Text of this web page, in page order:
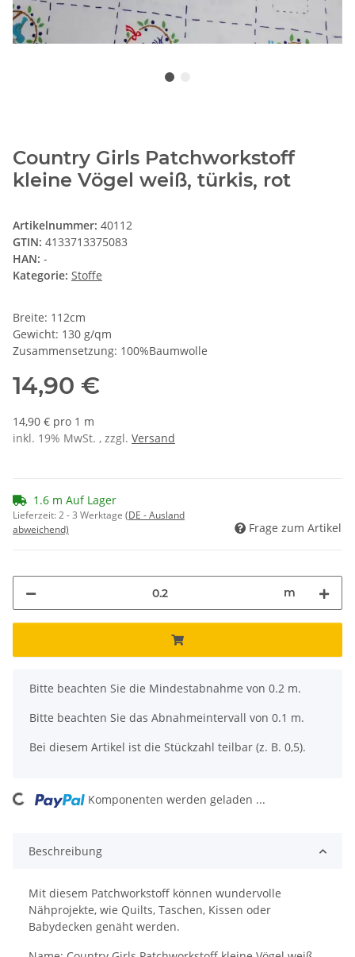
Country Girls Patchworkstoff
kleine Vögel weiß, türkis, rot
Artikelnummer: 40112
GTIN: 4133713375083
HAN: -
Kategorie: Stoffe
Breite: 112cm
Gewicht: 130 g/qm
Zusammensetzung: 100%Baumwolle
14,90 €
14,90 € pro 1 m
inkl. 19% MwSt. , zzgl. Versand
1.6 m Auf Lager
Lieferzeit:2 - 3 Werktage (DE - Ausland
abweichend)
Frage zum Artikel
m
x
Bitte beachten Sie die Mindestabnahme von 0.2 m.
Bitte beachten Sie das Abnahmeintervall von 0.1 m.
Bei diesem Artikel ist die Stückzahl teilbar (z. B. 0,5).
Komponenten werden geladen ...
Beschreibung
Mit diesem Patchworkstoff können wundervolle
Nähprojekte, wie Quilts, Taschen, Kissen oder
Babydecken genäht werden.